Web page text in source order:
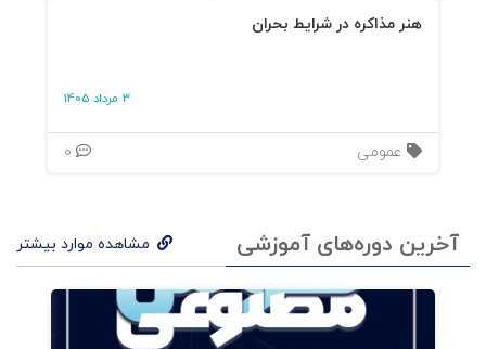
هنر مذاکره در شرایط بحران
3 مرداد 1405
عمومی
آخرین دوره‌های آموزشی مشاهده موارد بیشتر